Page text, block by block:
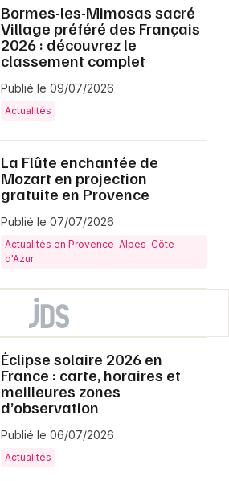
Bormes-les-Mimosas sacré
Village préféré des Français
2026 : découvrez le
classement complet
Publié le 09/07/2026
Actualités
La Flûte enchantée de
Mozart en projection
gratuite en Provence
Publié le 07/07/2026
Actualités en Provence-Alpes-Côte-
d'Azur
Éclipse solaire 2026 en
France : carte, horaires et
meilleures zones
d’observation
Publié le 06/07/2026
Actualités